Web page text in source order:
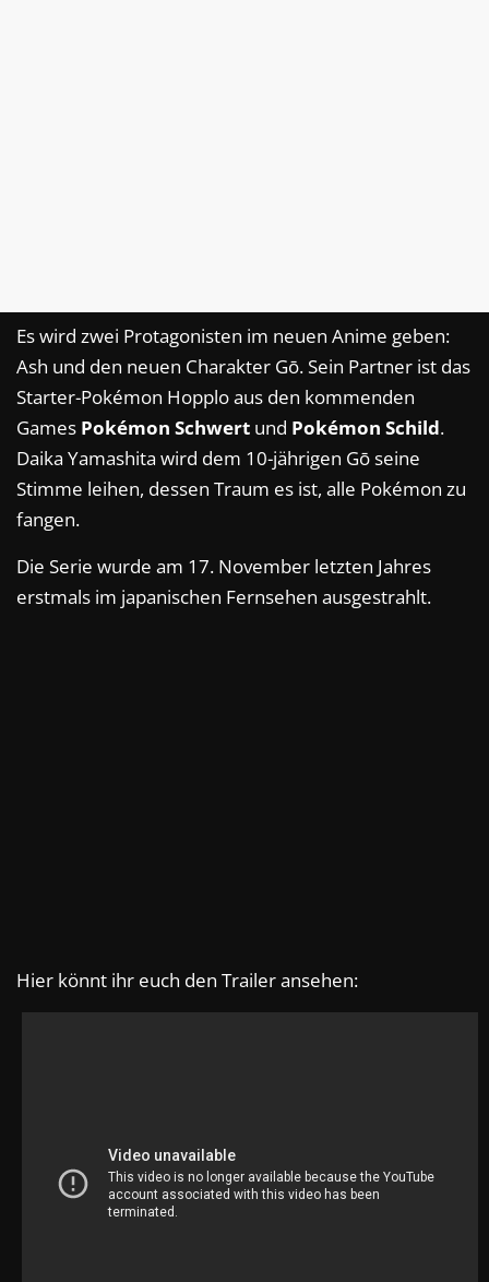
Es wird zwei Protagonisten im neuen Anime geben:
Ash und den neuen Charakter Gō. Sein Partner ist das
Starter-Pokémon Hopplo aus den kommenden
Games Pokémon Schwert und Pokémon Schild.
Daika Yamashita wird dem 10-jährigen Gō seine
Stimme leihen, dessen Traum es ist, alle Pokémon zu
fangen.
Die Serie wurde am 17. November letzten Jahres
erstmals im japanischen Fernsehen ausgestrahlt.
Hier könnt ihr euch den Trailer ansehen: